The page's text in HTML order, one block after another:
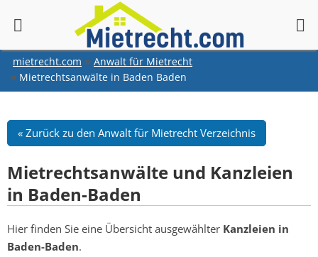
mietrecht.com
Anwalt für Mietrecht
Mietrechtsanwälte in Baden Baden
Verzeichnis
Mietrechtsanwälte und Kanzleien
in Baden-Baden
Hier finden Sie eine Übersicht ausgewählter Kanzleien in
Baden-Baden.